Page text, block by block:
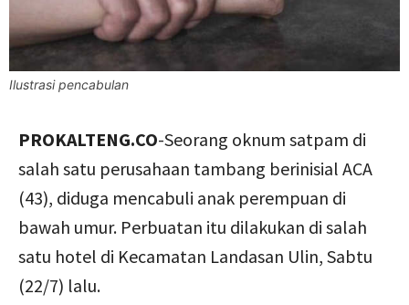
Ilustrasi pencabulan
PROKALTENG.CO-Seorang oknum satpam di
salah satu perusahaan tambang berinisial ACA
(43), diduga mencabuli anak perempuan di
bawah umur. Perbuatan itu dilakukan di salah
satu hotel di Kecamatan Landasan Ulin, Sabtu
(22/7) lalu.